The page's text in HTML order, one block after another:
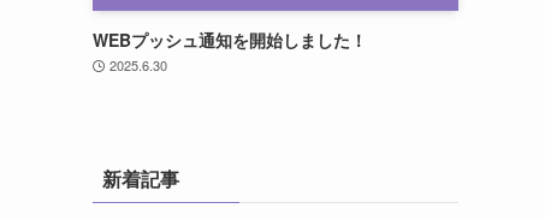
WEBプッシュ通知を開始しました！
2025.6.30
新着記事